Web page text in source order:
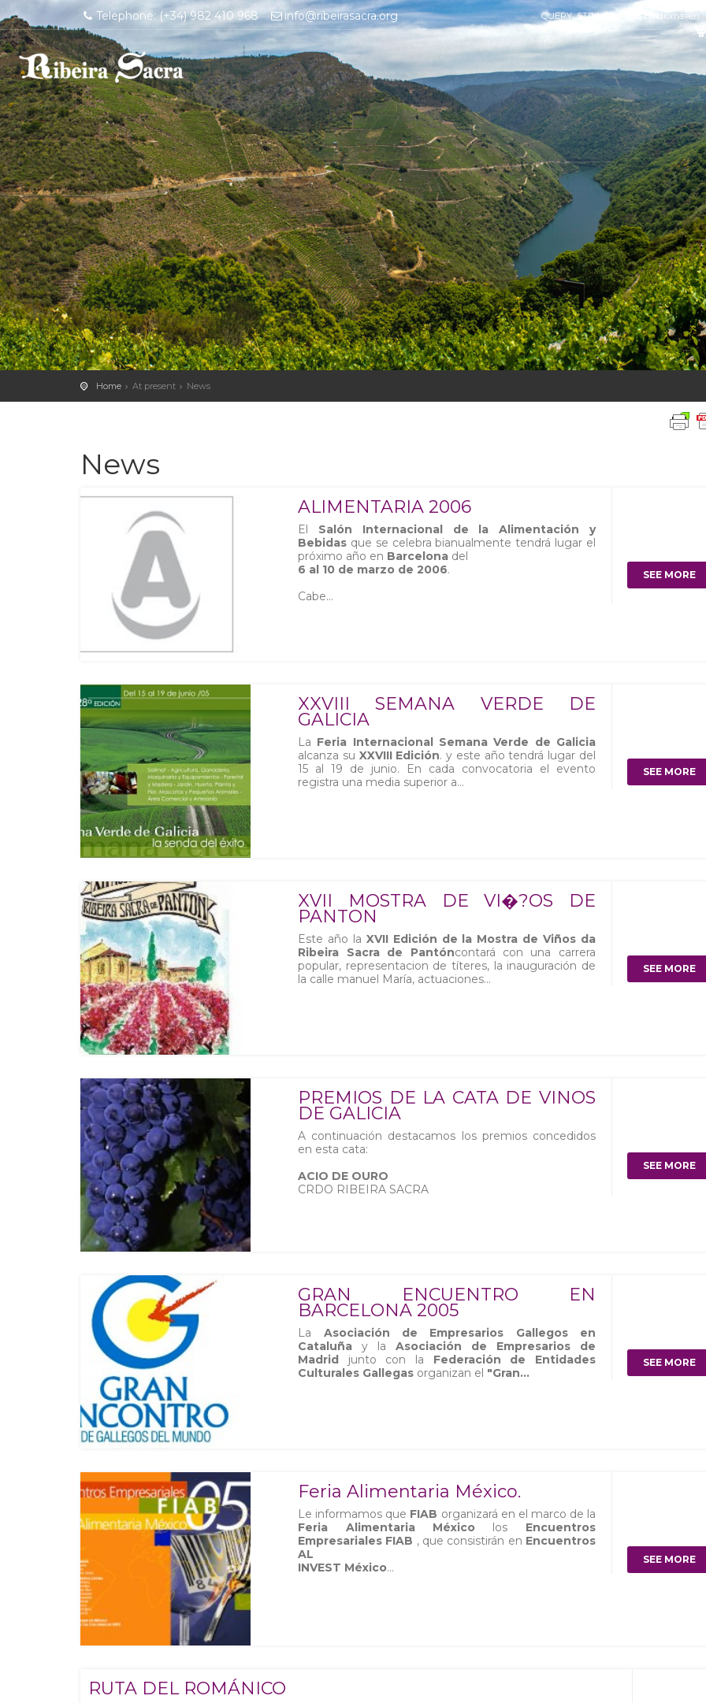
Telephone: (+34) 982 410 968 info@ribeirasacra.org QUERY_STRING2 = sec=18&idioma=en
Home At present News
News
ALIMENTARIA 2006
El Salón Internacional de la Alimentación y
Bebidas que se celebra bianualmente tendrá lugar el
próximo año en Barcelona del
6 al 10 de marzo de 2006.
Cabe...
SEE MORE
XXVIII SEMANA VERDE DE
GALICIA
La Feria Internacional Semana Verde de Galicia
alcanza su XXVIII Edición. y este año tendrá lugar del
15 al 19 de junio. En cada convocatoria el evento
registra una media superior a...
SEE MORE
XVII MOSTRA DE VI�?OS DE
PANTON
Este año la XVII Edición de la Mostra de Viños da
Ribeira Sacra de Pantóncontará con una carrera
popular, representacion de títeres, la inauguración de
la calle manuel María, actuaciones...
SEE MORE
PREMIOS DE LA CATA DE VINOS
DE GALICIA
A continuación destacamos los premios concedidos
en esta cata:
ACIO DE OURO
CRDO RIBEIRA SACRA
SEE MORE
GRAN ENCUENTRO EN
BARCELONA 2005
La Asociación de Empresarios Gallegos en
Cataluña y laAsociación de Empresarios de
Madrid junto con la Federación de Entidades
Culturales Gallegas organizan el "Gran...
SEE MORE
Feria Alimentaria México.
Le informamos que FIAB organizará en el marco de la
Feria Alimentaria México los Encuentros
Empresariales FIAB , que consistirán en Encuentros
AL
INVEST México...
SEE MORE
RUTA DEL ROMÁNICO